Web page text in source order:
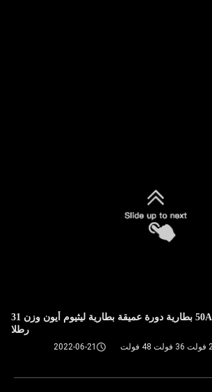
50Ah 24V Lifepo4 بطارية دورة عميقة بطارية ليثيوم أيون وزن 31
رطلا
2022-06-21